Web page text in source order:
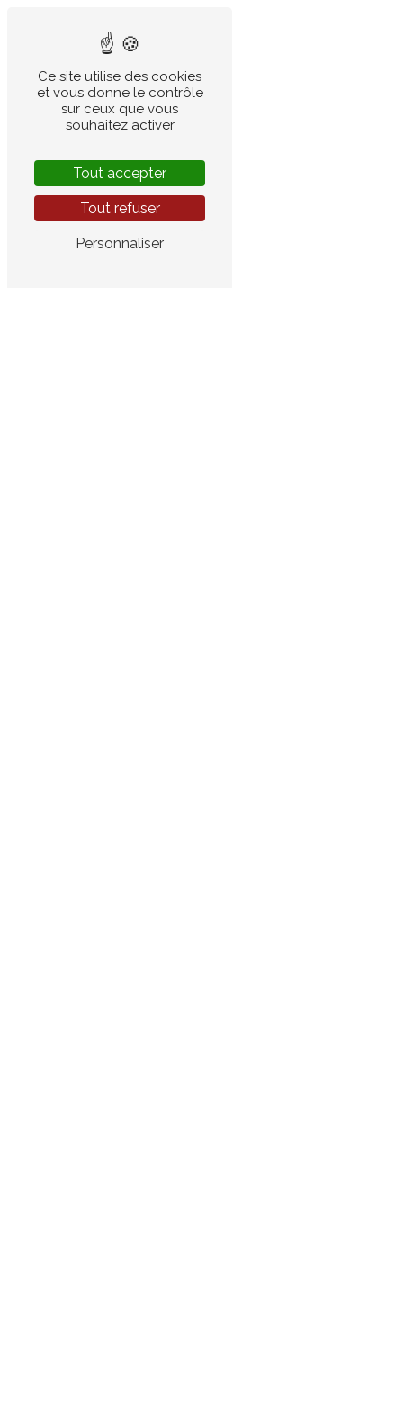
TÉLÉPHONE
Ce site utilise des cookies
et vous donne le contrôle
sur ceux que vous
souhaitez activer
Tout accepter
Tout refuser
Personnaliser